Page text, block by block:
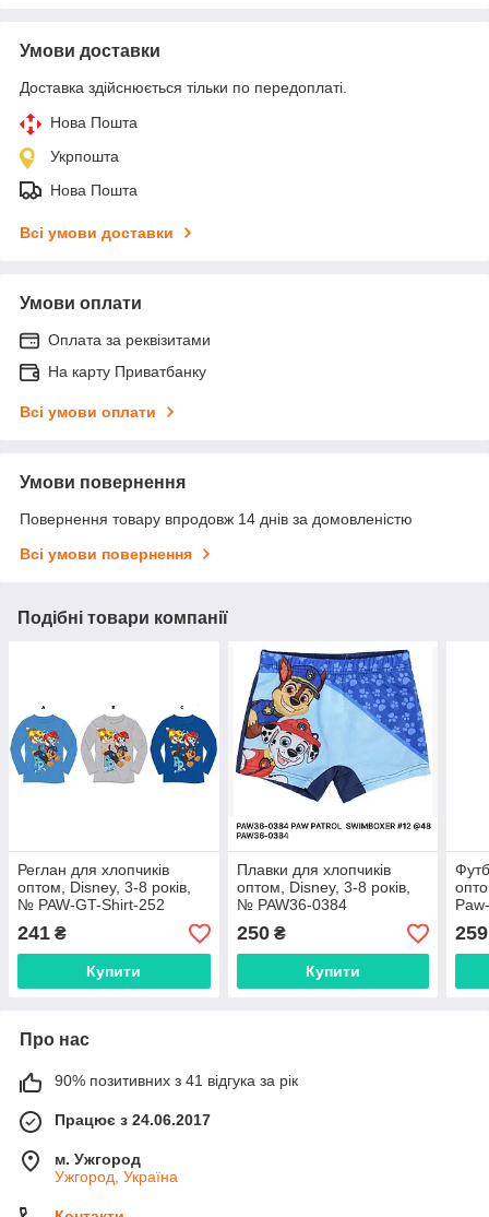
Умови доставки
Доставка здійснюється тільки по передоплаті.
Нова Пошта
Укрпошта
Нова Пошта
Всі умови доставки
Умови оплати
Оплата за реквізитами
На карту Приватбанку
Всі умови оплати
Умови повернення
Повернення товару впродовж 14 днів за домовленістю
Всі умови повернення
Подібні товари компанії
Реглан для хлопчиків
оптом, Disney, 3-8 років,
№ PAW-GT-Shirt-252
241 ₴
Купити
Плавки для хлопчиків
оптом, Disney, 3-8 років,
№ PAW36-0384
250₴
Купити
259
Про нас
90% позитивних з 41 відгука за рік
Працює з 24.06.2017
м. Ужгород
Ужгород, Україна